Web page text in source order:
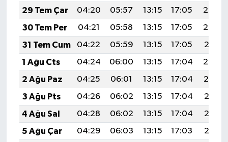
29 Tem Çar
04:20 05:57 13:15 17:05
20:23
30 Tem Per
04:21 05:58 13:15 17:05
20:22
31 Tem Cum
04:22 05:59 13:15 17:05
20:21
1 Ağu Cts
04:24 06:00 13:15 17:04
20:20
2 Ağu Paz
04:25 06:01 13:15 17:04
20:19
3 Ağu Pts
04:26 06:02 13:15 17:04
20:18
4 Ağu Sal
04:28 06:02 13:15 17:04
20:17
5 Ağu Çar
04:29 06:03 13:15 17:03
20:16